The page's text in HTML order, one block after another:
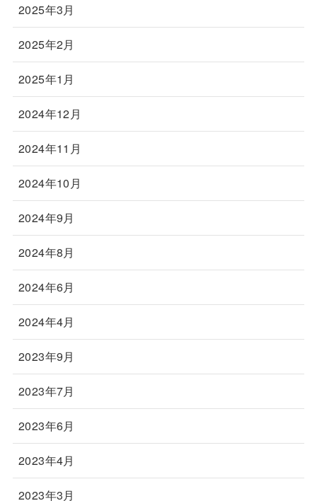
2025年3月
2025年2月
2025年1月
2024年12月
2024年11月
2024年10月
2024年9月
2024年8月
2024年6月
2024年4月
2023年9月
2023年7月
2023年6月
2023年4月
2023年3月